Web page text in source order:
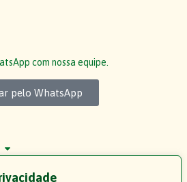
com nossa equipe.
pelo WhatsApp